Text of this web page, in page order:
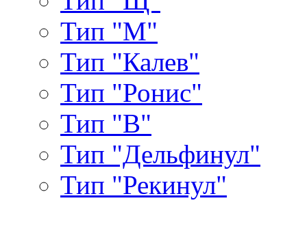
Тип "М"
Тип "Калев"
Тип "Ронис"
Тип "В"
Тип "Дельфинул"
Тип "Рекинул"